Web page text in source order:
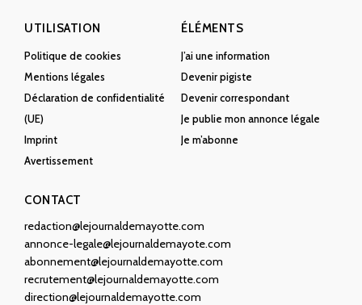
UTILISATION
Politique de cookies
Mentions légales
Déclaration de confidentialité
(UE)
Imprint
Avertissement
ÉLÉMENTS
J’ai une information
Devenir pigiste
Devenir correspondant
Je publie mon annonce légale
Je m’abonne
CONTACT
redaction@lejournaldemayotte.com
annonce-legale@lejournaldemayote.com
abonnement@lejournaldemayotte.com
recrutement@lejournaldemayotte.com
direction@lejournaldemayotte.com